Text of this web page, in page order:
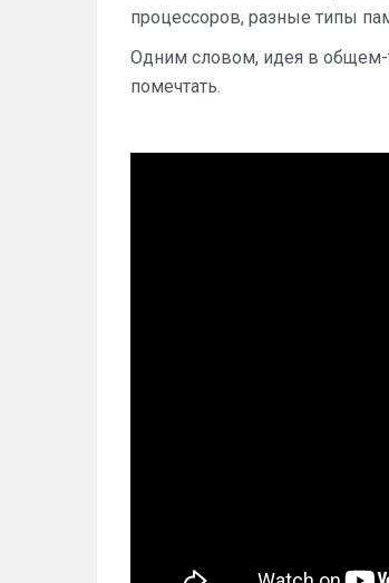
процессоров, разные типы
Одним словом, идея в общем-
помечтать.